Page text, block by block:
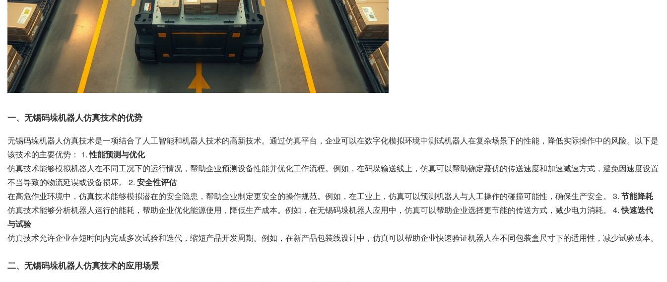
一、无锡码垛机器人仿真技术的优势
无锡码垛机器人仿真技术是一项结合了人工智能和机器人技术的高新技术。通过仿真平台，企业可以在数字化模拟环境中测试机器人在复杂场景下的性能，降低实际操作中的风险。以下是
该技术的主要优势： 1.性能预测与优化
仿真技术能够模拟机器人在不同工况下的运行情况，帮助企业预测设备性能并优化工作流程。例如，在码垛输送线上，仿真可以帮助确定蕞优的传送速度和加速减速方式，避免因速度设置
不当导致的物流延误或设备损坏。 2. 安全性评估
在高危作业环境中，仿真技术能够模拟潜在的安全隐患，帮助企业制定更安全的操作规范。例如，在工业上，仿真可以预测机器人与人工操作的碰撞可能性，确保生产安全。 3. 节能降耗
仿真技术能够分析机器人运行的能耗，帮助企业优化能源使用，降低生产成本。例如，在无锡码垛机器人应用中，仿真可以帮助企业选择更节能的传送方式，减少电力消耗。 4.快速迭代
与试验
仿真技术允许企业在短时间内完成多次试验和迭代，缩短产品开发周期。例如，在新产品包装线设计中，仿真可以帮助企业快速验证机器人在不同包装盒尺寸下的适用性，减少试验成本。
二、无锡码垛机器人仿真技术的应用场景